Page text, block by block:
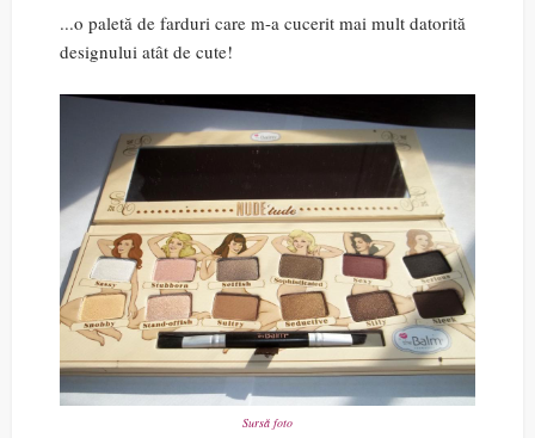
...o paletă de farduri care m-a cucerit mai mult datorită
designului atât de cute!
Sursă foto